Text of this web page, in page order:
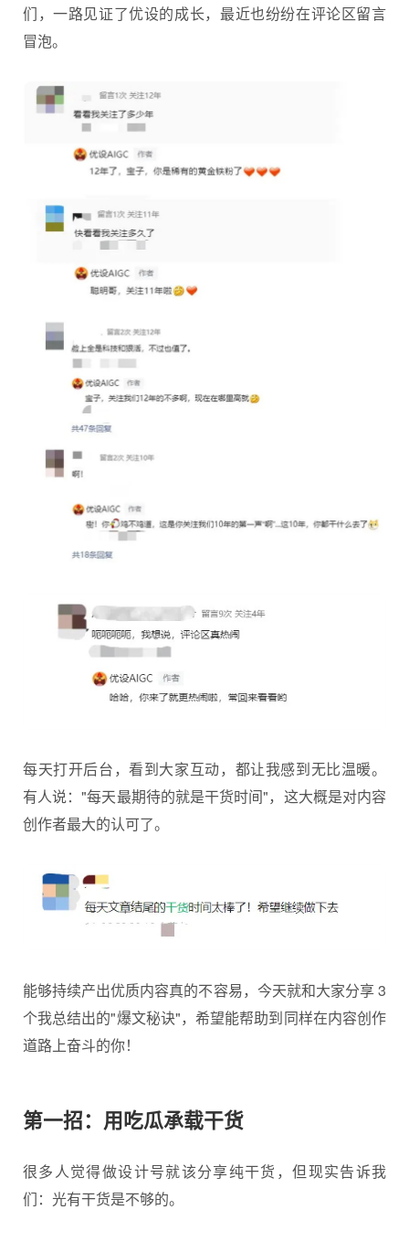
们，一路见证了优设的成长，最近也纷纷在评论区留言
冒泡。
每天打开后台，看到大家互动，都让我感到无比温暖。
有人说："每天最期待的就是干货时间"，这大概是对内容
创作者最大的认可了。
能够持续产出优质内容真的不容易，今天就和大家分享 3
个我总结出的"爆文秘诀"，希望能帮助到同样在内容创作
道路上奋斗的你！
第一招：用吃瓜承载干货
很多人觉得做设计号就该分享纯干货，但现实告诉我
们：光有干货是不够的。